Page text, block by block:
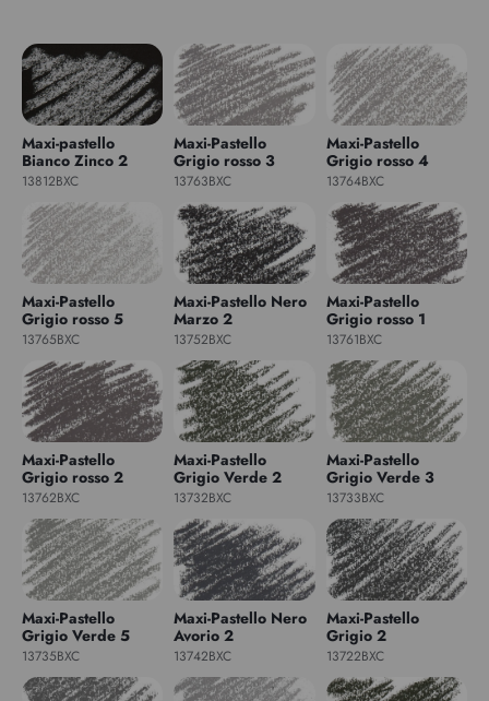
Maxi-pastello
Bianco Zinco 2
13812BXC
Maxi-Pastello
Grigio rosso 3
13763BXC
Maxi-Pastello
Grigio rosso 4
13764BXC
Maxi-Pastello
Grigio rosso 5
13765BXC
Maxi-Pastello Nero
Marzo 2
13752BXC
Maxi-Pastello
Grigio rosso 1
13761BXC
Maxi-Pastello
Grigio rosso 2
13762BXC
Maxi-Pastello
Grigio Verde 2
13732BXC
Maxi-Pastello
Grigio Verde 3
13733BXC
Maxi-Pastello
Grigio Verde 5
13735BXC
Maxi-Pastello Nero
Avorio 2
13742BXC
Maxi-Pastello
Grigio 2
13722BXC